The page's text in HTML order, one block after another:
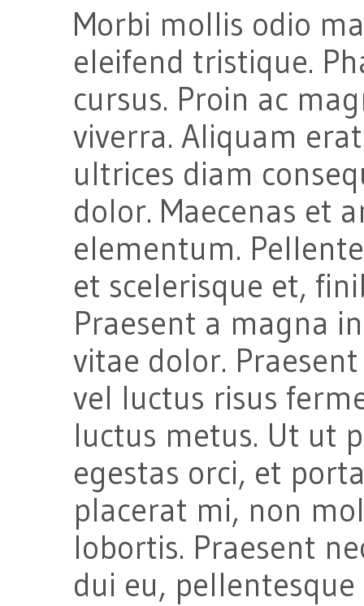
Morbi mollis odio
eleifend tristique.
cursus. Proin ac
viverra. Aliquam
ultrices diam
dolor. Maecenas et
elementum.
et scelerisque et,
Praesent a magna
vitae dolor.
vel luctus risus
luctus metus. Ut ut
egestas orci, et
placerat mi, non
lobortis. Praesent
dui eu, pellentesque